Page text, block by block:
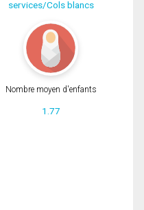
services/Cols blancs
Nombre moyen d'enfants
1.77